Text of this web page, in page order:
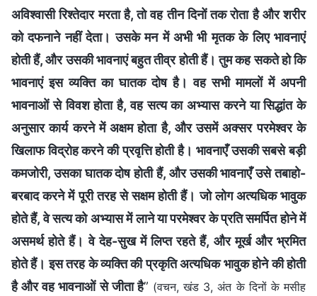
अविश्वासी रिश्तेदार मरता है, तो वह तीन दिनों तक रोता है और शरीर
को दफनाने नहीं देता। उसके मन में अभी भी मृतक के लिए भावनाएं
होती हैं, और उसकी भावनाएं बहुत तीव्र होती हैं। तुम कह सकते हो कि
भावनाएं इस व्यक्ति का घातक दोष है। वह सभी मामलों में अपनी
भावनाओं से विवश होता है, वह सत्य का अभ्यास करने या सिद्धांत के
अनुसार कार्य करने में अक्षम होता है, और उसमें अक्सर परमेश्वर के
खिलाफ विद्रोह करने की प्रवृत्ति होती है। भावनाएँ उसकी सबसे बड़ी
कमजोरी, उसका घातक दोष होती हैं, और उसकी भावनाएँ उसे तबाहो-
बरबाद करने में पूरी तरह से सक्षम होती हैं। जो लोग अत्यधिक भावुक
होते हैं, वे सत्य को अभ्यास में लाने या परमेश्वर के प्रति समर्पित होने में
असमर्थ होते हैं। वे देह-सुख में लिप्त रहते हैं, और मूर्ख और भ्रमित
होते हैं। इस तरह के व्यक्ति की प्रकृति अत्यधिक भावुक होने की होती
है और वह भावनाओं से जीता है” (वचन, खंड 3, अंत के दिनों के मसीह